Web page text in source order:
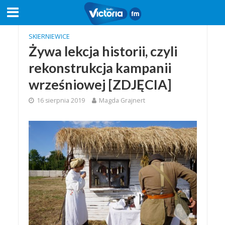
SKIERNIEWICE
Żywa lekcja historii, czyli
rekonstrukcja kampanii
wrześniowej [ZDJĘCIA]
16 sierpnia 2019 Magda Grajnert